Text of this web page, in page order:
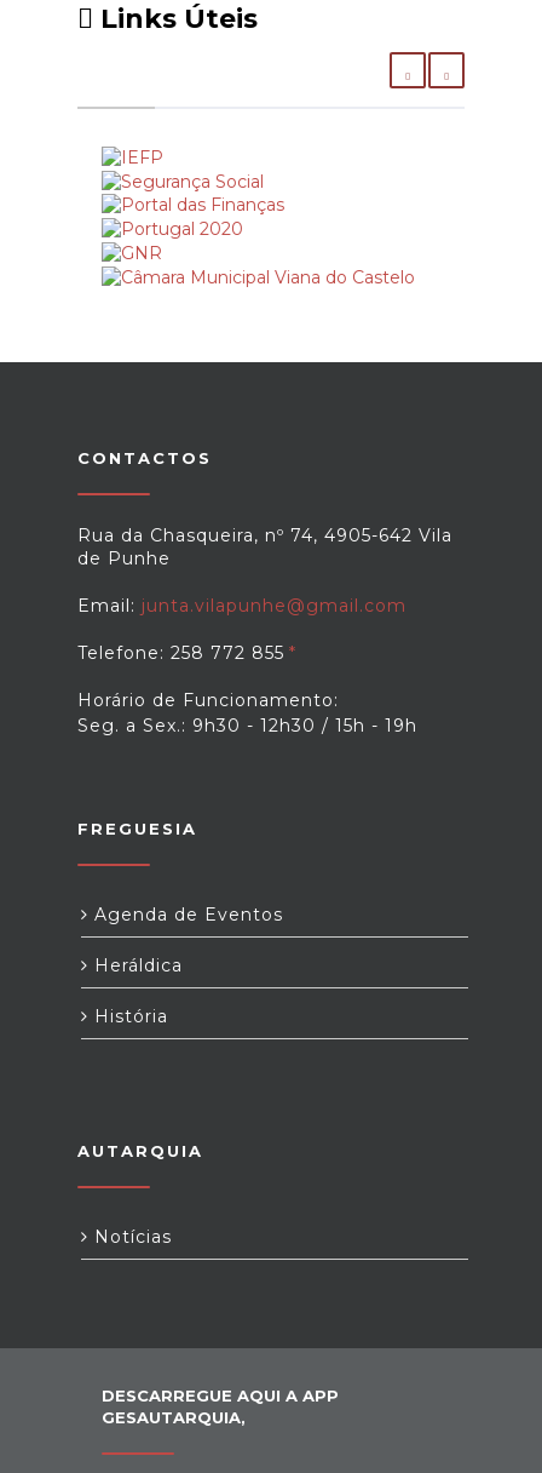
Links Úteis
CONTACTOS
Rua da Chasqueira, nº 74, 4905-642 Vila
de Punhe
Email: junta.vilapunhe@gmail.com
Telefone: 258 772 855
Horário de Funcionamento:
Seg. a Sex.: 9h30 - 12h30 / 15h - 19h
FREGUESIA
Agenda de Eventos
Heráldica
História
AUTARQUIA
Notícias
DESCARREGUE AQUI A APP
GESAUTARQUIA,